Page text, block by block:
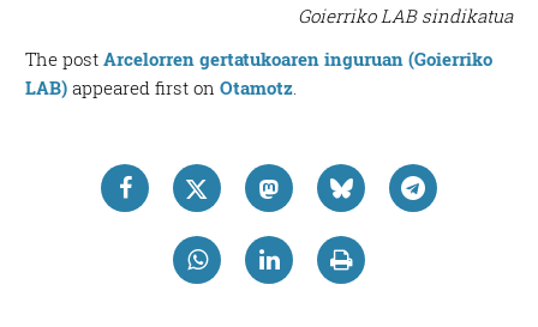
Goierriko LAB sindikatua
The postArcelorren gertatukoaren inguruan (Goierriko
LAB) appeared first onOtamotz.